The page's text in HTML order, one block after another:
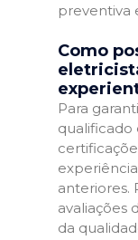
preventiva
Como
Para
qualificado
anteriores.
avaliações
da